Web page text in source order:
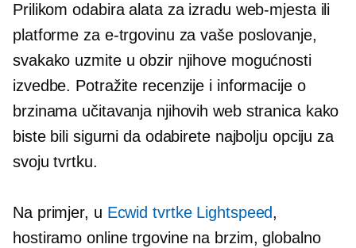
Prilikom odabira alata za izradu web-mjesta ili
platforme za e-trgovinu za vaše poslovanje,
svakako uzmite u obzir njihove mogućnosti
izvedbe. Potražite recenzije i informacije o
brzinama učitavanja njihovih web stranica kako
biste bili sigurni da odabirete najbolju opciju za
svoju tvrtku.
Na primjer, u Ecwid tvrtke Lightspeed,
hostiramo online trgovine na brzim, globalno